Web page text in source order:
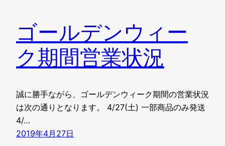
ゴールデンウィー
ク期間営業状況
誠に勝手ながら、ゴールデンウィーク期間の営業状況
は次の通りとなります。 4/27(土) 一部商品のみ発送
4/…
2019年4月27日